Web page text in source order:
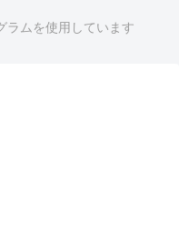
ラムを使用しています